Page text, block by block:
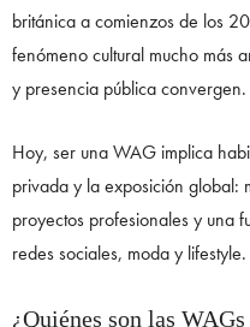
británica a comienzos de los
fenómeno cultural mucho más
y presencia pública convergen.
Hoy, ser una WAG implica
privada y la exposición global:
proyectos profesionales y una
redes sociales, moda y lifestyle.
¿Quiénes son las